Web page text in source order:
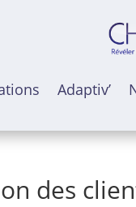
Adaptiv’
des